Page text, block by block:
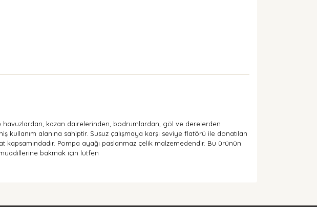
ve havuzlardan, kazan dairelerinden, bodrumlardan, göl ve derelerden
alanına sahiptir. Susuz çalışmaya karşı seviye flatörü ile donatılan
Pompa ayağı paslanmaz çelik malzemedendir. Bu ürünün
bakmak için lütfen